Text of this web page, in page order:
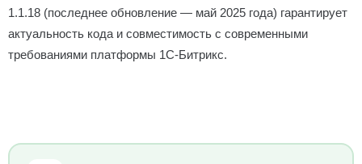
1.1.18 (последнее обновление — май 2025 года) гарантирует
актуальность кода и совместимость с современными
требованиями платформы 1С-Битрикс.